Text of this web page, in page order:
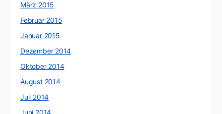
März 2015
Februar 2015
Januar 2015
Dezember 2014
Oktober 2014
August 2014
Juli 2014